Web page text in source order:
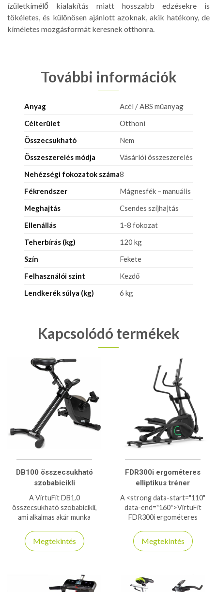
ízületkímélő kialakítás miatt hosszabb edzésekre is
tökéletes, és különösen ajánlott azoknak, akik hatékony, de
kíméletes mozgásformát keresnek otthonra.
További információk
Anyag
Acél / ABS műanyag
Célterület
Otthoni
Összecsukható
Nem
Összeszerelés módja
Vásárlói összeszerelés
Nehézségi fokozatok száma8
Fékrendszer
Mágnesfék – manuális
Meghajtás
Csendes szíjhajtás
Ellenállás
1-8 fokozat
Teherbírás (kg)
120 kg
Szín
Fekete
Felhasználói szint
Kezdő
Lendkerék súlya (kg)
6 kg
Kapcsolódó termékek
DB100 összecsukható
szobabicikli
A VirtuFit DB1.0
összecsukható szobabicikli,
ami alkalmas akár munka
befér az asztal alá, így
kényelmesen dolgozhat és
Megtekintés
FDR300i ergométeres
elliptikus tréner
A <strong data-start="110"
data-end="160">VirtuFit
FDR300i ergométeres
prémium kategóriás, elülső
hajtású cross trainer, amely
professzionális
edzésfunkciókat kínál
Megtekintés